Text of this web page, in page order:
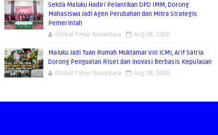
Sekda Maluku Hadiri Pelantikan DPD IMM, Dorong
Mahasiswa Jadi Agen Perubahan dan Mitra Strategis
Pemerintah
Global Timur Nusantara Aug 08, 2026
Maluku Jadi Tuan Rumah Muktamar VIII ICMI, Arif Satria
Dorong Penguatan Riset dan Inovasi Berbasis Kepulauan
Global Timur Nusantara Aug 08, 2026